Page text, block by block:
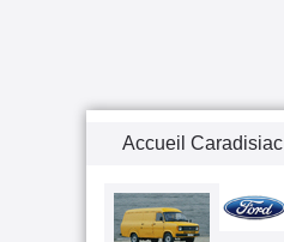
Accueil Caradisiac